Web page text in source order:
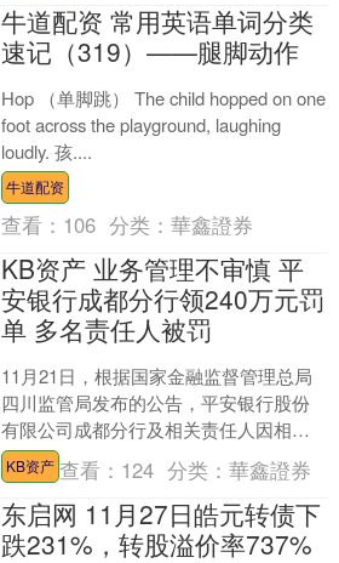
牛道配资 常用英语单词分类
速记（319）——腿脚动作
Hop （单脚跳） The child hopped on one
foot across the playground, laughing
loudly. 孩....
牛道配资
查看： 106 分类：華鑫證券
KB资产 业务管理不审慎 平
安银行成都分行领240万元罚
单 多名责任人被罚
11月21日，根据国家金融监督管理总局
四川监管局发布的公告，平安银行股份
有限公司成都分行及相关责任人因相关
贷款、银行承兑汇票等业务管理不审
慎，受到行政处罚。 平....
KB资产 查看： 124 分类：華鑫證券
东启网 11月27日皓元转债下
跌231%，转股溢价率737%